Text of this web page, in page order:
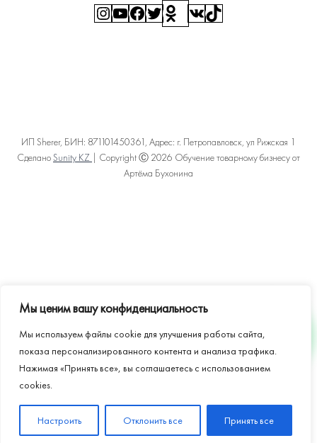
Мы ценим вашу конфиденциальность
Мы используем файлы cookie для улучшения работы сайта,
показа персонализированного контента и анализа трафика.
Нажимая «Принять все», вы соглашаетесь с использованием
cookies.
Настроить Отклонить все Принять все
Instagram
YouTube
Facebook
TwitterСсылкаВКонтакте
TikTok
ИП Sherer, БИН: 871101450361, Адрес: г. Петропавловск, ул Рижская 1
Сделано Sunity KZ | Copyright Ⓒ 2026 Обучение товарному бизнесу от
Артёма Бухонина
WHATSAPP